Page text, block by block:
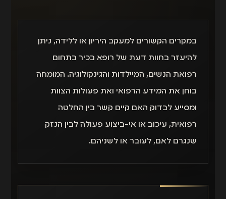
במקרים הקשורים למעקב היריון או ללידה, ניתן
להיעזר בחוות דעת של רופא בכיר בתחום
רפואת הנשים, המיילדות והגינקולוגיה. המומחה
בוחן את המידע הרפואי ואת פעולות הצוות
ומסייע לבדוק האם קיים קשר בין החלטה
רפואית, עיכוב או אי-ביצוע פעולה לבין הנזק
שנגרם לאם, לעובר או לשניהם.